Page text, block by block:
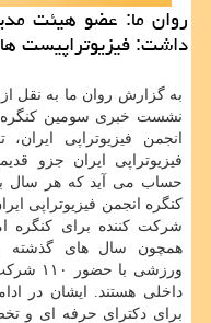
روان ما: عضو هیئت
داشت: فیزیوتراپیست
به گزارش روان ما به نقل از
نشست خبری سومین كنگره
انجمن فیزیوتراپی
فیزیوتراپی ایران جزو
حساب می آید كه هر سال
كنگره انجمن فیزیوتراپی
شركت كننده برای كنگره
همچون سال های گذشته
ورزشی
داخلی هستند. ایشان در
برای دكترای حرفه ای و